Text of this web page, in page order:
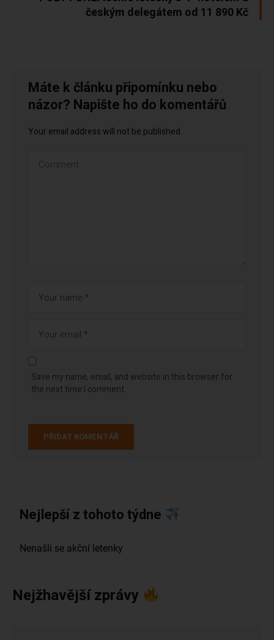
českým delegátem od 11 890 Kč
Máte k článku připomínku nebo
názor? Napište ho do komentářů
Your email address will not be published.
Save my name, email, and website in this browser for
the next time I comment.
Nejlepší z tohoto týdne
Nejžhavější zprávy